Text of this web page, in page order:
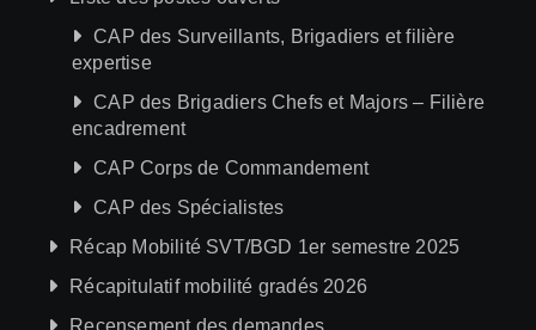
CAP des Surveillants, Brigadiers et filière
expertise
CAP des Brigadiers Chefs et Majors – Filière
encadrement
CAP Corps de Commandement
CAP des Spécialistes
Récap Mobilité SVT/BGD 1er semestre 2025
Récapitulatif mobilité gradés 2026
Recensement des demandes